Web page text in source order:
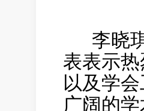
李晓琪
表表示
以及学
广阔的